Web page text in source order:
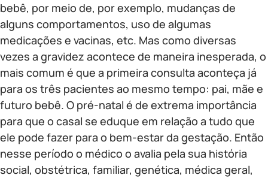
bebê, por meio de, por exemplo, mudanças de
alguns comportamentos, uso de algumas
medicações e vacinas, etc. Mas como diversas
vezes a gravidez acontece de maneira inesperada, o
mais comum é que a primeira consulta aconteça já
para os três pacientes ao mesmo tempo: pai, mãe e
futuro bebê. O pré-natal é de extrema importância
para que o casal se eduque em relação a tudo que
ele pode fazer para o bem-estar da gestação. Então
nesse período o médico o avalia pela sua história
social, obstétrica, familiar, genética, médica geral,